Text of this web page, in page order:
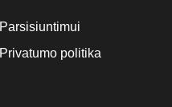
Parsisiuntimui
Privatumo politika